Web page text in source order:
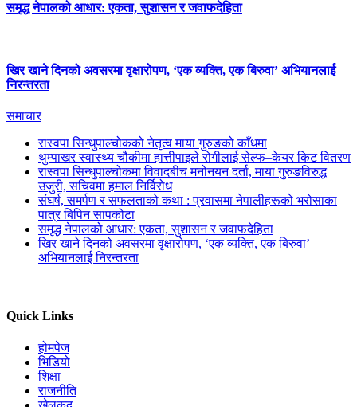
समृद्ध नेपालको आधार: एकता, सुशासन र जवाफदेहिता
खिर खाने दिनको अवसरमा वृक्षारोपण, ‘एक व्यक्ति, एक बिरुवा’ अभियानलाई
निरन्तरता
समाचार
रास्वपा सिन्धुपाल्चोकको नेतृत्व माया गुरुङको काँधमा
थुम्पाखर स्वास्थ्य चौकीमा हात्तीपाइले रोगीलाई सेल्फ–केयर किट वितरण
रास्वपा सिन्धुपाल्चोकमा विवादबीच मनोनयन दर्ता, माया गुरुङविरुद्ध
उजुरी, सचिवमा हमाल निर्विरोध
संघर्ष, समर्पण र सफलताको कथा : प्रवासमा नेपालीहरूको भरोसाका
पात्र बिपिन सापकोटा
समृद्ध नेपालको आधार: एकता, सुशासन र जवाफदेहिता
खिर खाने दिनको अवसरमा वृक्षारोपण, ‘एक व्यक्ति, एक बिरुवा’
अभियानलाई निरन्तरता
Quick Links
होमपेज
भिडियो
शिक्षा
राजनीति